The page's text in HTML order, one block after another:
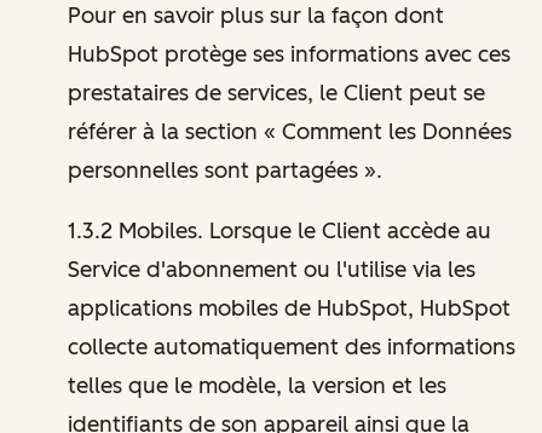
Pour en savoir plus sur la façon dont
HubSpot protège ses informations avec ces
prestataires de services, le Client peut se
référer à la section « Comment les Données
personnelles sont partagées ».
1.3.2 Mobiles. Lorsque le Client accède au
Service d'abonnement ou l'utilise via les
applications mobiles de HubSpot, HubSpot
collecte automatiquement des informations
telles que le modèle, la version et les
identifiants de son appareil ainsi que la